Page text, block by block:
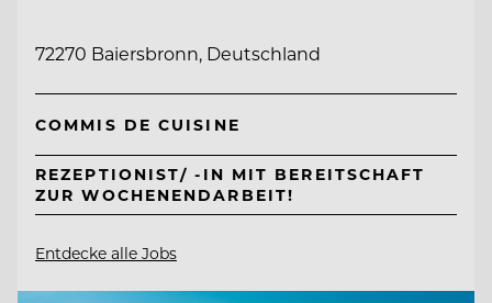
72270 Baiersbronn, Deutschland
COMMIS DE CUISINE
REZEPTIONIST/ -IN MIT BEREITSCHAFT
ZUR WOCHENENDARBEIT!
Entdecke alle Jobs